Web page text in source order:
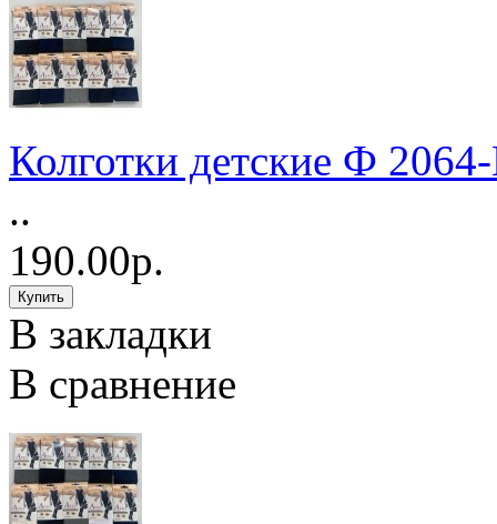
Колготки детские Ф
..
190.00р.
В закладки
В сравнение